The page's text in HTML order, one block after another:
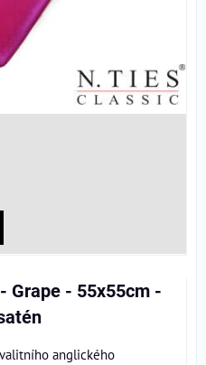
Grape - 55x55cm -
anglického